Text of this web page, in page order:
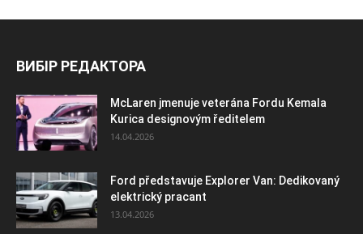
ВИБІР РЕДАКТОРА
McLaren jmenuje veterána Fordu Kemala
Kurica designovým ředitelem
14.04.2026
Ford představuje Explorer Van: Dedikovaný
elektrický pracant
13.04.2026